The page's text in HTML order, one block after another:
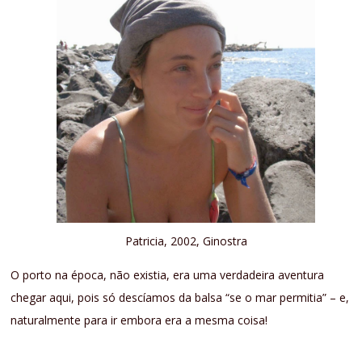
Patricia, 2002, Ginostra
O porto na época, não existia, era uma verdadeira aventura
chegar aqui, pois só descíamos da balsa “se o mar permitia” – e,
naturalmente para ir embora era a mesma coisa!